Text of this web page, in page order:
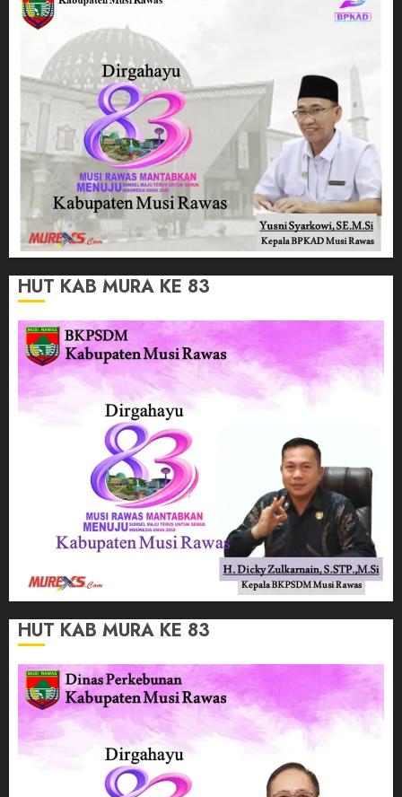
HUT KAB MURA KE 83
HUT KAB MURA KE 83